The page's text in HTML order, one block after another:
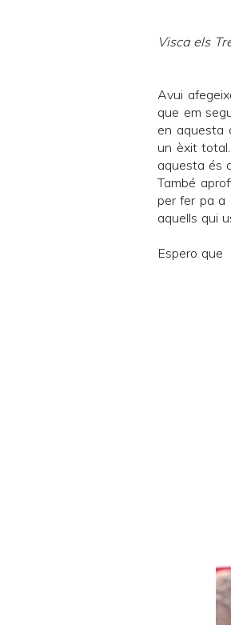
Visca els
Avui
que em
en aquesta
un èxit
aquesta és
També
per fer pa a
aquells qui
Espero que